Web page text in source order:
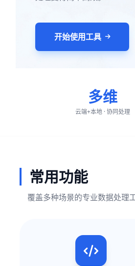
开始使用工具
多维
云端+本地 · 协同处理
常用功能
覆盖多种场景的专业数据处理